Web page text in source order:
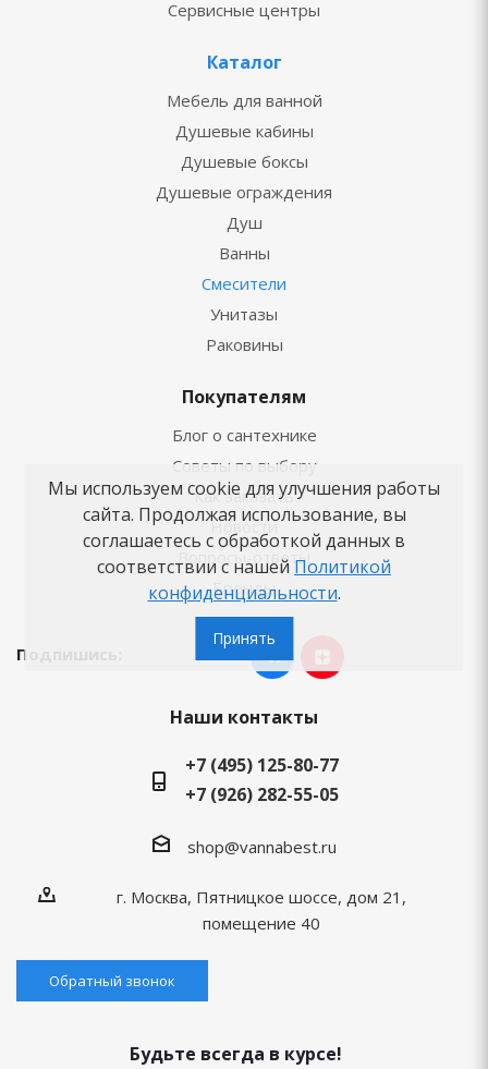
Сервисные центры
Каталог
Мебель для ванной
Душевые кабины
Душевые боксы
Душевые ограждения
Душ
Ванны
Смесители
Унитазы
Раковины
Покупателям
Блог о сантехнике
Советы по выбору
Как заказать
Новости
Вопросы-ответы
Бренды
Подпишись:
Наши контакты
+7 (495) 125-80-77
+7 (926) 282-55-05
shop@vannabest.ru
г. Москва, Пятницкое шоссе, дом 21,
помещение 40
Обратный звонок
Будьте всегда в курсе!
Мы используем cookie для улучшения работы
сайта. Продолжая использование, вы
соглашаетесь с обработкой данных в
соответствии с нашей Политикой
конфиденциальности.
Принять